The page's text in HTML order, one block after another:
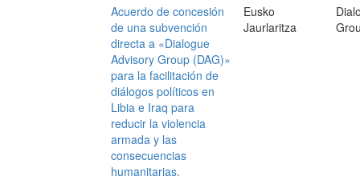
Acuerdo de concesión
de una subvención
directa a «Dialogue
Advisory Group (DAG)»
para la facilitación de
diálogos políticos en
Libia e Iraq para
reducir la violencia
armada y las
consecuencias
humanitarias.
Eusko
Jaurlaritza